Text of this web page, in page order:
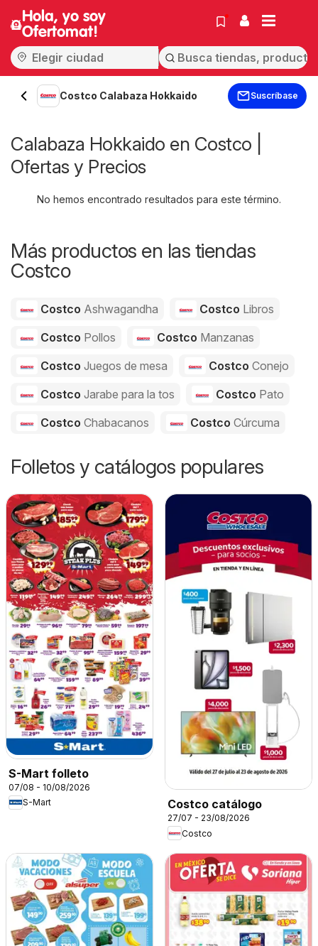
Hola, yo soy
Ofertomat!
Costco Calabaza Hokkaido Suscríbase
Calabaza Hokkaido en Costco |
Ofertas y Precios
No hemos encontrado resultados para este término.
Más productos en las tiendas
Costco
Costco Ashwagandha Costco Libros
Costco Pollos Costco Manzanas
Costco Juegos de mesa Costco Conejo
Costco Jarabe para la tos Costco Pato
Costco Chabacanos Costco Cúrcuma
Folletos y catálogos populares
S-Mart folleto
07/08 - 10/08/2026
S-Mart
Costco catálogo
27/07 - 23/08/2026
Costco